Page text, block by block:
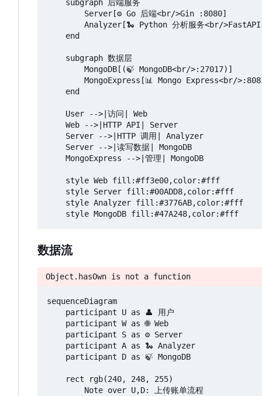
    subgraph 后端服务
        Server[⚙️ Go 后端<br/>Gin :8080]
Analyzer[🐍 Python 分析服务<br/>FastAPI
    end
    subgraph 数据层
        MongoDB[(🍃 MongoDB<br/>:27017)]
MongoExpress[📊 Mongo Express<br/
    end
    User -->|访问| Web
    Web -->|HTTP API| Server
    Server -->|HTTP 调用| Analyzer
    Server -->|读写数据| MongoDB
    MongoExpress -->|管理| MongoDB
    style Web fill:#ff3e00,color:#fff
    style Server fill:#00ADD8,color:#fff
    style Analyzer fill:#3776AB,color:#fff
数据流
Object.hasOwn is not a function
sequenceDiagram
    participant U as 👤 用户
    participant W as 🌐 Web
    participant S as ⚙️ Server
    participant A as 🐍 Analyzer
    participant D as 🍃 MongoDB
    rect rgb(240, 248, 255)
        Note over U,D: 上传账单流程